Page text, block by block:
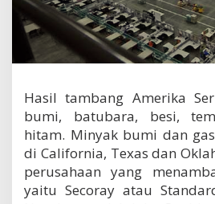
p
e
r
t
a
b
a
n
g
a
n
d
a
Hasil tambang Amerika
bumi, batubara, besi,
hitam. Minyak bumi dan
di California, Texas dan
perusahaan yang
yaitu Secoray atau